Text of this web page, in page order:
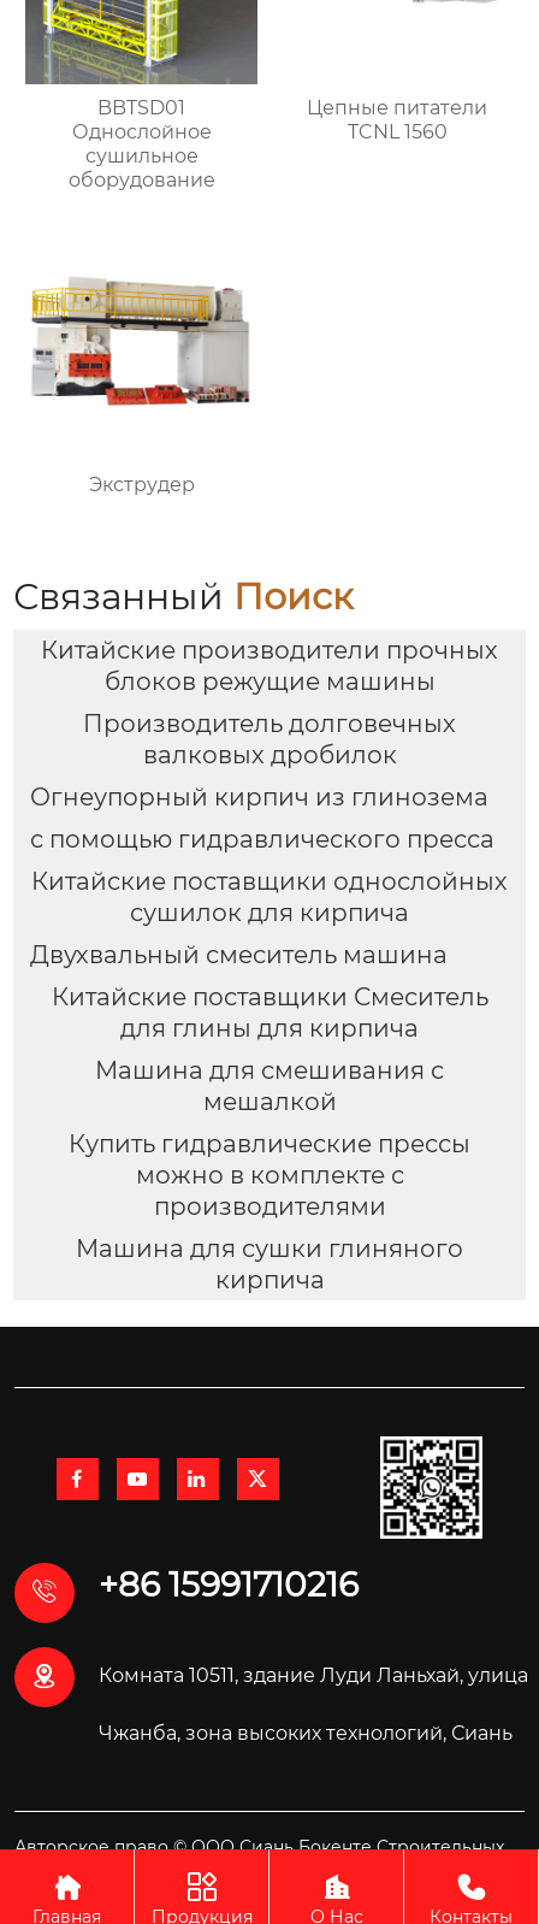
BBTSD01
Однослойное
сушильное
оборудование
Цепные питатели
TCNL 1560
Экструдер
Связанный Поиск
Китайские производители прочных
блоков режущие машины
Производитель долговечных
валковых дробилок
Огнеупорный кирпич из глинозема
с помощью гидравлического пресса
Китайские поставщики однослойных
сушилок для кирпича
Двухвальный смеситель машина
Китайские поставщики Смеситель
для глины для кирпича
Машина для смешивания с
мешалкой
Купить гидравлические прессы
можно в комплекте с
производителями
Машина для сушки глиняного
кирпича
   
 +86 15991710216
 Комната 10511, здание Луди Ланьхай, улица
Чжанба, зона высоких технологий, Сиань
Авторское право © ООО Сиань Бокенте Строительных
Материалов Технология

Главная

Продукция

О Нас

Контакты